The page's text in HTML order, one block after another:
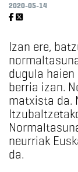
2020-05-14
Izan ere,
dugula
berria izan.
matxista da.
neurriak
da.